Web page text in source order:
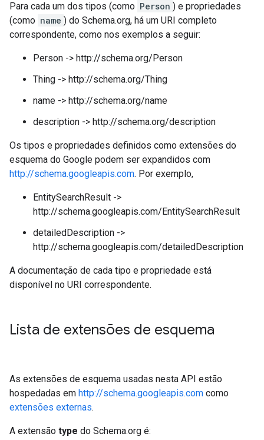
Para cada um dos tipos (como Person ) e propriedades
(como name ) do Schema.org, há um URI completo
correspondente, como nos exemplos a seguir:
Person -> http://schema.org/Person
Thing -> http://schema.org/Thing
name -> http://schema.org/name
description -> http://schema.org/description
Os tipos e propriedades definidos como extensões do
esquema do Google podem ser expandidos com
http://schema.googleapis.com. Por exemplo,
EntitySearchResult ->
http://schema.googleapis.com/EntitySearchResult
detailedDescription ->
http://schema.googleapis.com/detailedDescription
A documentação de cada tipo e propriedade está
disponível no URI correspondente.
Lista de extensões de esquema
As extensões de esquema usadas nesta API estão
hospedadas em http://schema.googleapis.com como
extensões externas.
A extensão type do Schema.org é: